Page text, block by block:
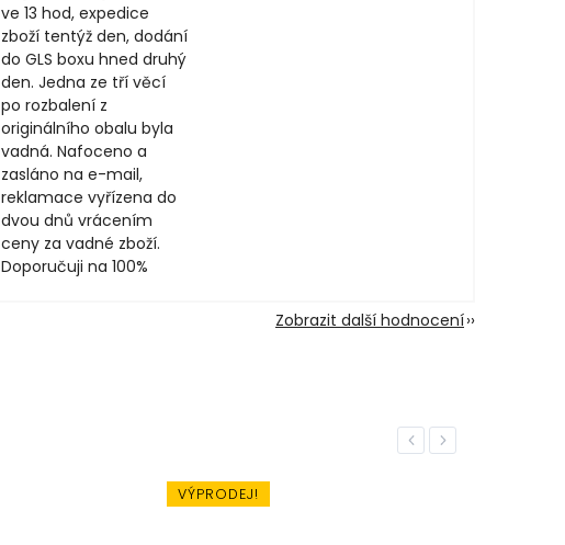
ve 13 hod, expedice
zboží tentýž den, dodání
do GLS boxu hned druhý
den. Jedna ze tří věcí
po rozbalení z
originálního obalu byla
vadná. Nafoceno a
zasláno na e-mail,
reklamace vyřízena do
dvou dnů vrácením
ceny za vadné zboží.
Doporučuji na 100%
Zobrazit další hodnocení
Previous
VÝPRODEJ!
Next